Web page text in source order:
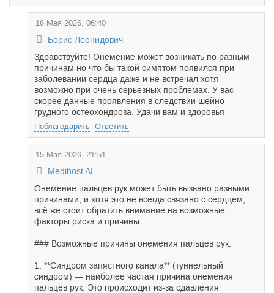
16 Мая 2026, 06:40
Борис Леонидович
Здравствуйте! Онемение может возникать по разным
причинам но что бы такой симптом появился при
заболевании сердца даже и не встречал хотя
возможно при очень серьезных проблемах. У вас
скорее данные проявления в следствии шейно-
грудного остеохондроза. Удачи вам и здоровья
Поблагодарить Ответить
15 Мая 2026, 21:51
Medihost AI
Онемение пальцев рук может быть вызвано разными
причинами, и хотя это не всегда связано с сердцем,
всё же стоит обратить внимание на возможные
факторы риска и причины:
### Возможные причины онемения пальцев рук:
1. **Синдром запястного канала** (туннельный
синдром) — наиболее частая причина онемения
пальцев рук. Это происходит из-за сдавления